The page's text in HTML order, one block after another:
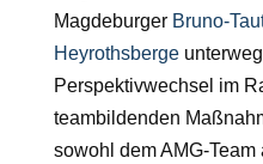
Magdeburger Bruno-
Heyrothsberge
Perspektivwechsel im
teambildenden
sowohl dem AMG-Team